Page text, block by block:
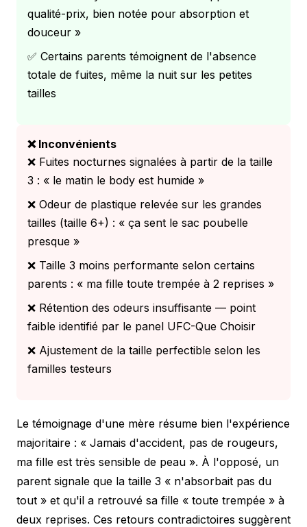
qualité-prix, bien notée pour absorption et
douceur »
✅ Certains parents témoignent de l'absence
totale de fuites, même la nuit sur les petites
tailles
❌ Inconvénients
❌ Fuites nocturnes signalées à partir de la taille
3 : « le matin le body est humide »
❌ Odeur de plastique relevée sur les grandes
tailles (taille 6+) : « ça sent le sac poubelle
presque »
❌ Taille 3 moins performante selon certains
parents : « ma fille toute trempée à 2 reprises »
❌ Rétention des odeurs insuffisante — point
faible identifié par le panel UFC-Que Choisir
❌ Ajustement de la taille perfectible selon les
familles testeurs
Le témoignage d'une mère résume bien l'expérience
majoritaire : « Jamais d'accident, pas de rougeurs,
ma fille est très sensible de peau ». À l'opposé, un
parent signale que la taille 3 « n'absorbait pas du
tout » et qu'il a retrouvé sa fille « toute trempée » à
deux reprises. Ces retours contradictoires suggèrent